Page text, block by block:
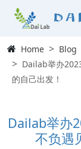
Home
Blog
Dailab举办
的自己出发！
Dailab举办
不负遇